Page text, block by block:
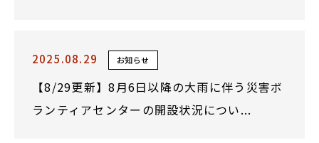
2025.08.29 お知らせ
【8/29更新】8月6日以降の大雨に伴う災害ボ
ランティアセンターの開設状況につい...